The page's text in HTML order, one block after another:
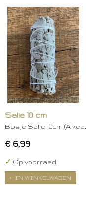
Salie 10 cm
Bosje Salie 10cm (A
€ 6,99
✓ Op voorraad
IN WINKELWAGEN